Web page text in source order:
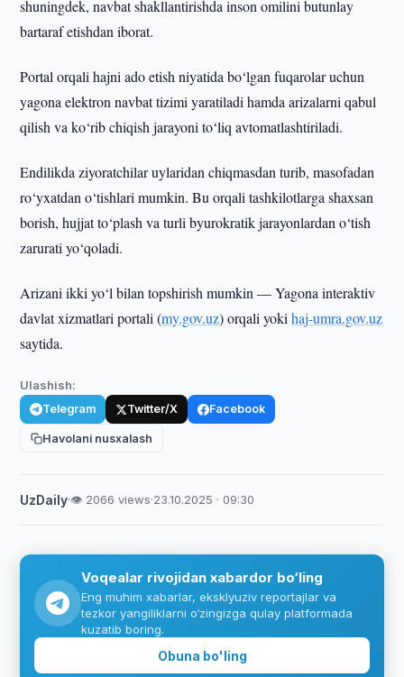
shuningdek, navbat shakllantirishda inson omilini butunlay
bartaraf etishdan iborat.
Portal orqali hajni ado etish niyatida bo‘lgan fuqarolar uchun
yagona elektron navbat tizimi yaratiladi hamda arizalarni qabul
qilish va ko‘rib chiqish jarayoni to‘liq avtomatlashtiriladi.
Endilikda ziyoratchilar uylaridan chiqmasdan turib, masofadan
ro‘yxatdan o‘tishlari mumkin. Bu orqali tashkilotlarga shaxsan
borish, hujjat to‘plash va turli byurokratik jarayonlardan o‘tish
zarurati yo‘qoladi.
Arizani ikki yo‘l bilan topshirish mumkin — Yagona interaktiv
davlat xizmatlari portali (my.gov.uz) orqali yokihaj-umra.gov.uz
saytida.
Ulashish:
Telegram Twitter/X Facebook
Havolani nusxalash
UzDaily·👁 2066 views·23.10.2025 · 09:30
Voqealar rivojidan xabardor bo‘ling
Eng muhim xabarlar, eksklyuziv reportajlar va
tezkor yangiliklarni o‘zingizga qulay platformada
kuzatib boring.
Obuna bo'ling